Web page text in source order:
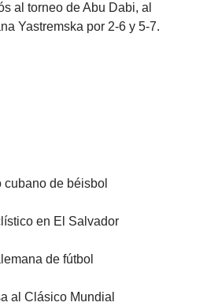
al torneo de Abu Dabi, al
Yastremska por 2-6 y 5-7.
de béisbol
en El Salvador
de fútbol
al Clásico Mundial